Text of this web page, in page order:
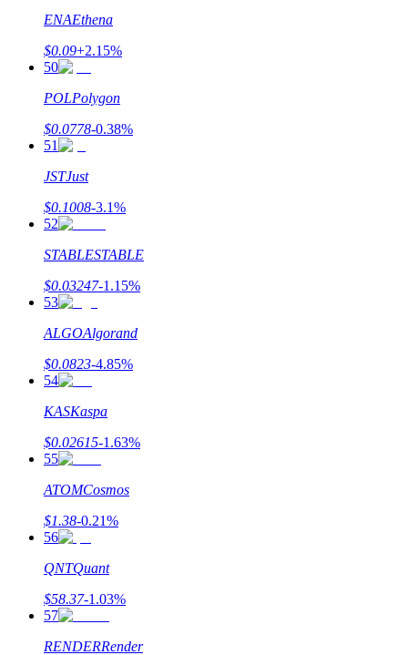
l'application Bitrue
ENAEthena
$0.09+2.15%
50
POLPolygon
$0.0778-0.38%
51
JSTJust
$0.1008-3.1%
52
STABLESTABLE
$0.03247-1.15%
53
ALGOAlgorand
$0.0823-4.85%
54
KASKaspa
$0.02615-1.63%
55
ATOMCosmos
$1.38-0.21%
56
QNTQuant
$58.37-1.03%
57
RENDERRender